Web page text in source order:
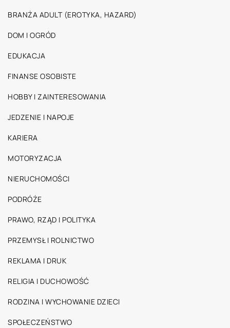
BRANŻA ADULT (EROTYKA, HAZARD)
DOM I OGRÓD
EDUKACJA
FINANSE OSOBISTE
HOBBY I ZAINTERESOWANIA
JEDZENIE I NAPOJE
KARIERA
MOTORYZACJA
NIERUCHOMOŚCI
PODRÓŻE
PRAWO, RZĄD I POLITYKA
PRZEMYSŁ I ROLNICTWO
REKLAMA I DRUK
RELIGIA I DUCHOWOŚĆ
RODZINA I WYCHOWANIE DZIECI
SPOŁECZEŃSTWO